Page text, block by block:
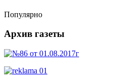
Популярно
Архив газеты